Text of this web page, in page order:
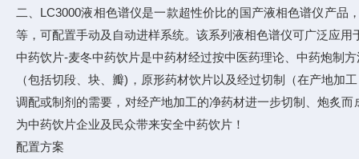
二、LC3000液相色谱仪是一款超性价比的国产液相色谱仪产
等，可配置手动及自动进样系统。该系列液相色谱仪可广泛应
中药饮片-麦冬中药饮片是中药材经过按中医药理论、中药炮制
（包括切段、块、瓣)，原形药材饮片以及经过切制（在产地
调配或制剂的需要，对经产地加工的净药材进一步切制、炮炙
为中药饮片企业及民众带来安全中药饮片！
配置方案